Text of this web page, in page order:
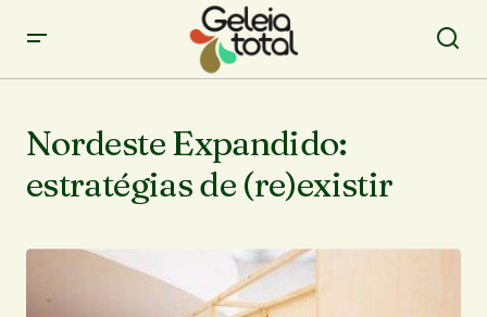
Nordeste Expandido:
estratégias de (re)existir